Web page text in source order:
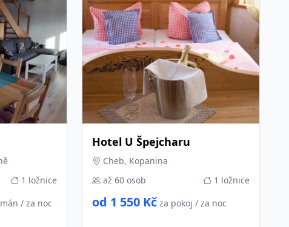
1 ložnice
/ za noc
Hotel U Špejcharu
Cheb, Kopanina
až 60 osob
1 ložnice
od 1 550 Kč za pokoj / za noc